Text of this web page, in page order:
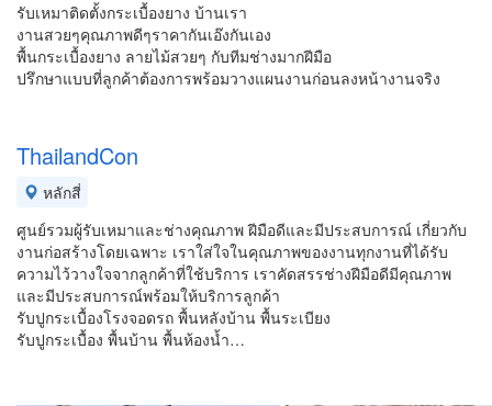
รับเหมาติดตั้งกระเบื้องยาง บ้านเรา
งานสวยๆคุณภาพดีๆราคากันเอ๊งกันเอง
พื้นกระเบื้องยาง ลายไม้สวยๆ กับทีมช่างมากฝีมือ
ปรึกษาแบบที่ลูกค้าต้องการพร้อมวางแผนงานก่อนลงหน้างานจริง
ThailandCon
หลักสี่
ศูนย์รวมผู้รับเหมาและช่างคุณภาพ ฝีมือดีและมีประสบการณ์ เกี่ยวกับ
งานก่อสร้างโดยเฉพาะ เราใส่ใจในคุณภาพของงานทุกงานที่ได้รับ
ความไว้วางใจจากลูกค้าที่ใช้บริการ เราคัดสรรช่างฝีมือดีมีคุณภาพ
และมีประสบการณ์พร้อมให้บริการลูกค้า
รับปูกระเบื้องโรงจอดรถ พื้นหลังบ้าน พื้นระเบียง
รับปูกระเบื้อง พื้นบ้าน พื้นห้องน้ำ…